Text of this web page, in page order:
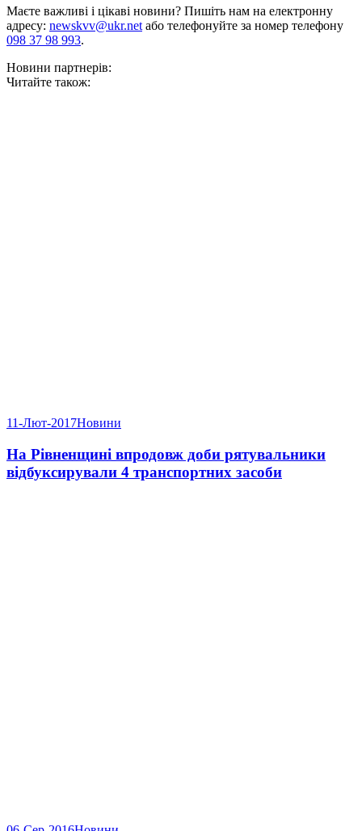
Маєте важливі і цікаві новини? Пишіть нам на електронну
адресу: newskvv@ukr.netабо телефонуйте за номер телефону
098 37 98 993.
Новини партнерів:
Читайте також:
11-Лют-2017Новини
На Рівненщині впродовж доби рятувальники
відбуксирували 4 транспортних засоби